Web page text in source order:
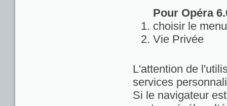
Pour Opéra
choisir le
Vie Privée
L'attention de
services
Si le navigateur